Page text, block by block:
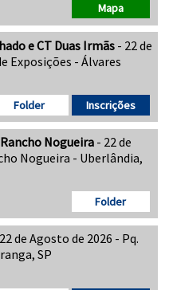
Mapa
e CT Duas Irmãs - 22 de
Exposições - Álvares
Inscrições
Folder
Nogueira - 22 de
Nogueira - Uberlândia,
Folder
de Agosto de 2026 - Pq.
SP